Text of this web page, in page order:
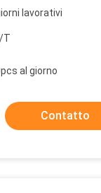
lavorativi
T
al giorno
Contatto